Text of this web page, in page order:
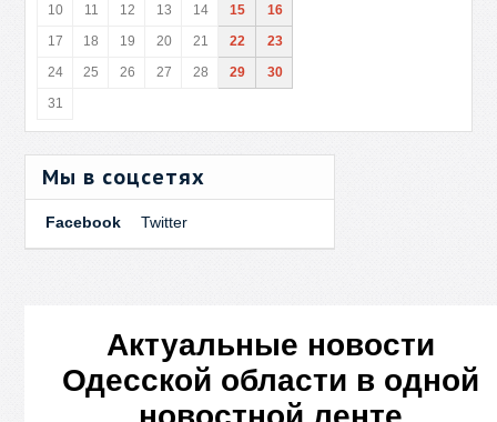
10
11 12 13 14 15
16
17
18 19 20 21 22
23
24
25 26 27 28 29
30
31
Мы в соцсетях
Facebook Twitter
Актуальные новости
Одесской области в одной